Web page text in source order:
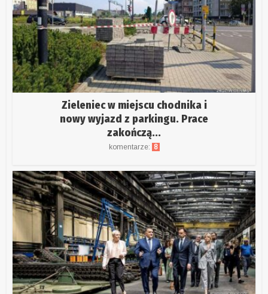
Zieleniec w miejscu chodnika i
nowy wyjazd z parkingu. Prace
zakończą...
komentarze: 8